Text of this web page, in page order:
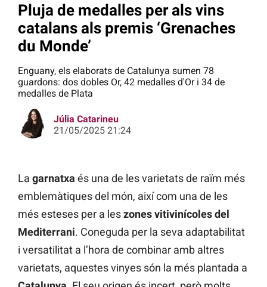
Pluja de medalles per als vins
catalans als premis ‘Grenaches
du Monde’
Enguany, els elaborats de Catalunya sumen 78
guardons: dos dobles Or, 42 medalles d'Or i 34 de
medalles de Plata
Júlia Catarineu
21/05/2025 21:24
La garnatxa és una de les varietats de raïm més
emblemàtiques del món, així com una de les
més esteses per a leszones vitivinícoles del
Mediterrani. Coneguda per la seva adaptabilitat
i versatilitat a l’hora de combinar amb altres
varietats, aquestes vinyes són la més plantada a